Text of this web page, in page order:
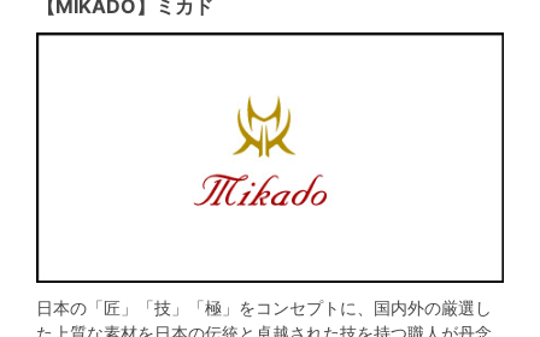
【MIKADO】ミカド
日本の「匠」「技」「極」をコンセプトに、国内外の厳選し
た上質な素材を日本の伝統と卓越された技を持つ職人が丹念